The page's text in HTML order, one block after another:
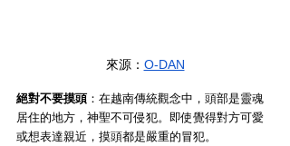
來源： O-DAN
絕對不要摸頭 ：在越南傳統觀念中，頭部是靈魂
居住的地方，神聖不可侵犯。即使覺得對方可愛
或想表達親近，摸頭都是嚴重的冒犯。